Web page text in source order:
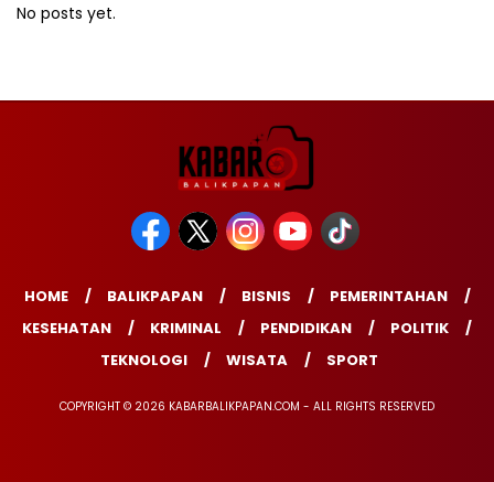
No posts yet.
HOME BALIKPAPAN BISNIS
PEMERINTAHAN
KESEHATAN
KRIMINAL PENDIDIKAN
POLITIK
TEKNOLOGI
WISATA SPORT
COPYRIGHT © 2026 KABARBALIKPAPAN.COM - ALL RIGHTS RESERVED